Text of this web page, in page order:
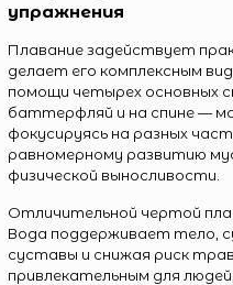
упражнения
Плавание задействует
делает его комплексным
помощи четырех основных
баттерфляй и на спине —
фокусируясь на разных
равномерному развитию
физической выносливости.
Отличительной чертой
Вода поддерживает тело,
суставы и снижая риск
привлекательным для